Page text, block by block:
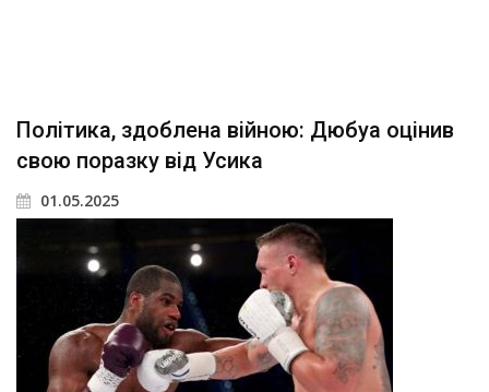
Політика, здоблена війною: Дюбуа оцінив
свою поразку від Усика
01.05.2025